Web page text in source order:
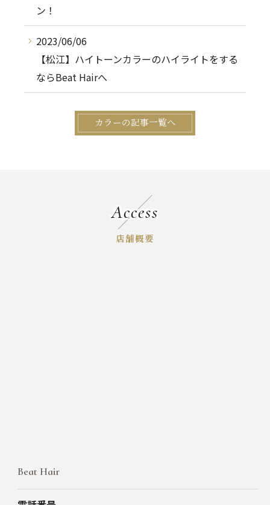
ン！
2023/06/06
【松江】ハイトーンカラーのハイライトをする
ならBeat Hairへ
カラーの記事一覧へ
Access
店舗概要
Beat Hair